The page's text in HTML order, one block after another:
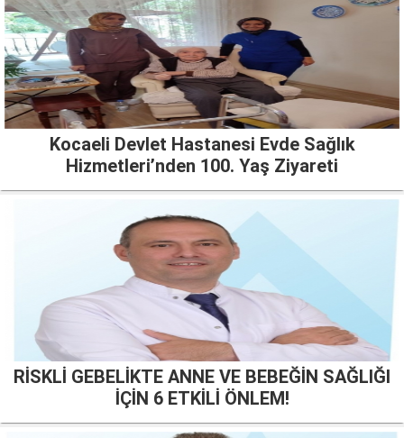
Kocaeli Devlet Hastanesi Evde Sağlık
Hizmetleri’nden 100. Yaş Ziyareti
RİSKLİ GEBELİKTE ANNE VE BEBEĞİN SAĞLIĞI
İÇİN 6 ETKİLİ ÖNLEM!